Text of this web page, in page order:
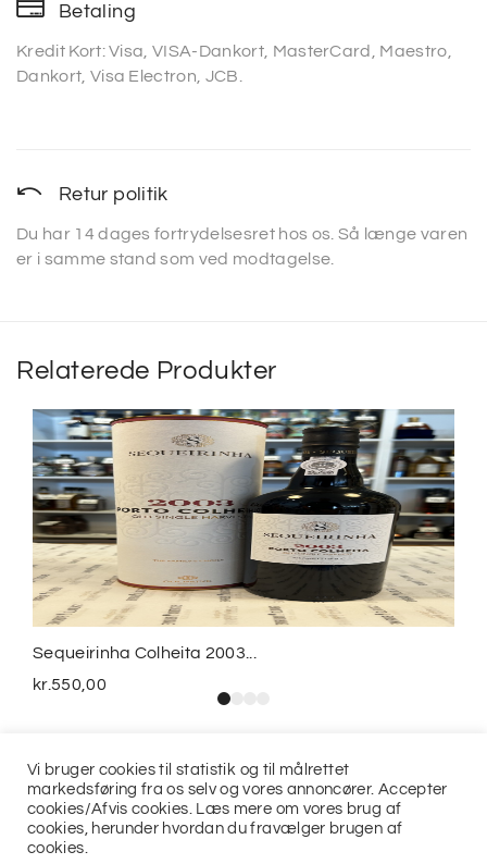
Betaling
Kredit Kort: Visa, VISA-Dankort, MasterCard, Maestro,
Dankort, Visa Electron, JCB.
Retur politik
Du har 14 dages fortrydelsesret hos os. Så længe varen
er i samme stand som ved modtagelse.
Relaterede Produkter
Sequeirinha Colheita 2003...
kr.550,00
Vi bruger cookies til statistik og til målrettet
markedsføring fra os selv og vores annoncører. Accepter
cookies/Afvis cookies. Læs mere om vores brug af
cookies, herunder hvordan du fravælger brugen af
cookies.